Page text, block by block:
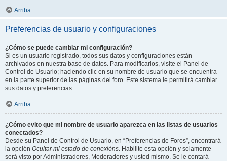
Arriba
Preferencias de usuario y configuraciones
¿Cómo se puede cambiar mi configuración?
Si es un usuario registrado, todos sus datos y configuraciones están
archivados en nuestra base de datos. Para modificarlos, visite el Panel de
Control de Usuario; haciendo clic en su nombre de usuario que se encuentra
en la parte superior de las páginas del foro. Este sistema le permitirá cambiar
sus datos y preferencias.
Arriba
¿Cómo evito que mi nombre de usuario aparezca en las listas de usuarios
conectados?
Desde su Panel de Control de Usuario, en “Preferencias de Foros”, encontrará
la opción Ocultar mi estado de conexións. Habilite esta opción y solamente
será visto por Administradores, Moderadores y usted mismo. Se le contará